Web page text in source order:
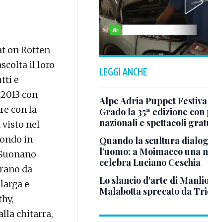
on Rotten
il loro
e
con
con la
visto nel
in
da
e
chitarra,
LEGGI ANCHE
Alpe Adria Puppet
Grado la 35ª edizione
nazionali e spettacoli
Quando la scultura
l’uomo: a Moimacco una
celebra Luciano Ceschia
Lo slancio d’arte di
Malabotta sprecato da